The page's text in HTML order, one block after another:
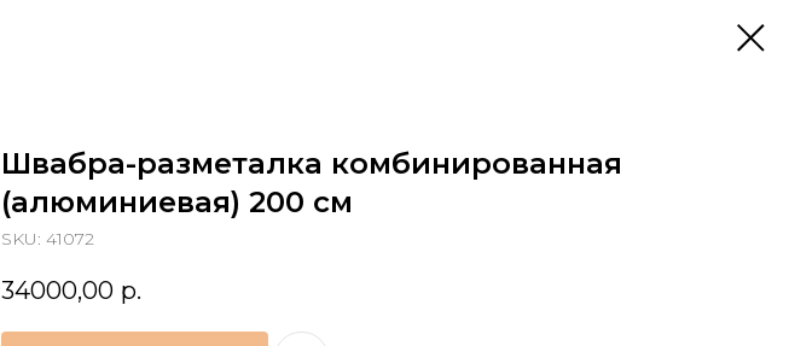
Швабра-разметалка комбинированная
(алюминиевая) 200 см
SKU: 41072
34000,00 р.